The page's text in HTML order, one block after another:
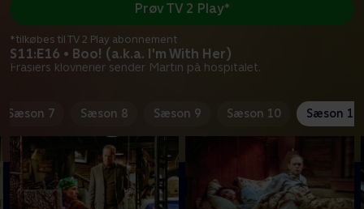
S11:E16 • Boo! (a.k.a. I'm With Her)
Frasiers klovnerier sender Martin på hospitalet.
Prøv TV 2 Play*
*tilkøbes til TV 2 Play abonnement
Sæson 7 Sæson 8 Sæson 9 Sæson 10 Sæson 11